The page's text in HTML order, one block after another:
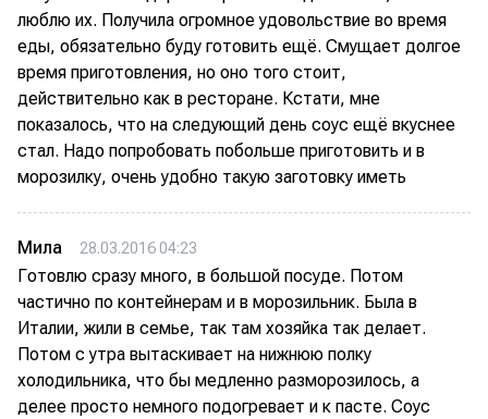
люблю их. Получила огромное удовольствие во время
еды, обязательно буду готовить ещё. Смущает долгое
время приготовления, но оно того стоит,
действительно как в ресторане. Кстати, мне
показалось, что на следующий день соус ещё вкуснее
стал. Надо попробовать побольше приготовить и в
морозилку, очень удобно такую заготовку иметь
Мила 28.03.2016 04:23
Готовлю сразу много, в большой посуде. Потом
частично по контейнерам и в морозильник. Была в
Италии, жили в семье, так там хозяйка так делает.
Потом с утра вытаскивает на нижнюю полку
холодильника, что бы медленно разморозилось, а
делее просто немного подогревает и к пасте. Соус